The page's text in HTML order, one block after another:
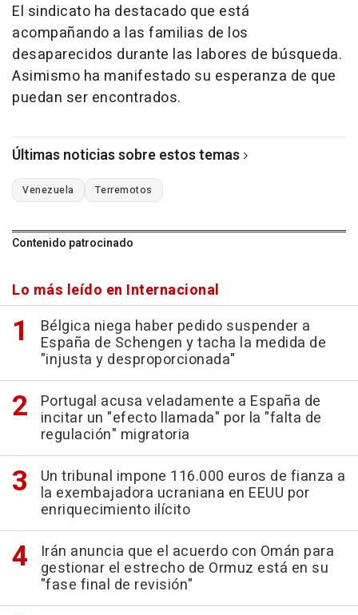
El sindicato ha destacado que está
acompañando a las familias de los
desaparecidos durante las labores de búsqueda.
Asimismo ha manifestado su esperanza de que
puedan ser encontrados.
Últimas noticias sobre estos temas
Venezuela Terremotos
Contenido patrocinado
Lo más leído en Internacional
Bélgica niega haber pedido suspender a
España de Schengen y tacha la medida de
"injusta y desproporcionada"
Portugal acusa veladamente a España de
incitar un "efecto llamada" por la "falta de
regulación" migratoria
Un tribunal impone 116.000 euros de fianza a
la exembajadora ucraniana en EEUU por
enriquecimiento ilícito
Irán anuncia que el acuerdo con Omán para
gestionar el estrecho de Ormuz está en su
"fase final de revisión"